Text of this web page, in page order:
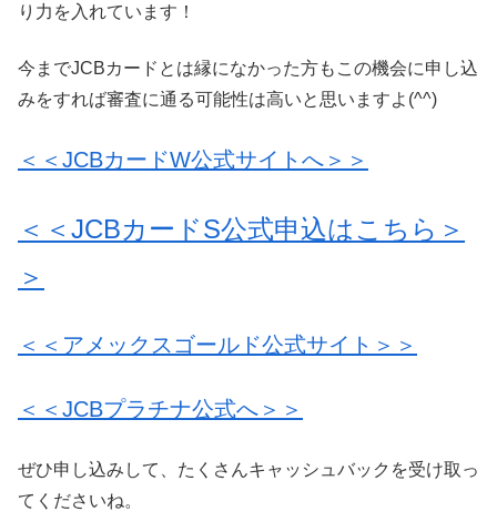
り力を入れています！
今までJCBカードとは縁になかった方もこの機会に申し込
みをすれば審査に通る可能性は高いと思いますよ(^^)
＜＜JCBカードW公式サイトへ＞＞
＜＜JCBカードS公式申込はこちら＞
＞
＜＜アメックスゴールド公式サイト＞＞
＜＜JCBプラチナ公式へ＞＞
ぜひ申し込みして、たくさんキャッシュバックを受け取っ
てくださいね。